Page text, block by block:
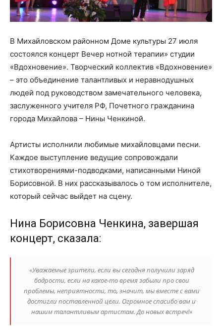
В Михайловском районном Доме культуры 27 июля
состоялся концерт Вечер нотной терапии» студии
«Вдохновение». Творческий коллектив «Вдохновение»
– это объединение талантливых и неравнодушных
людей под руководством замечательного человека,
заслуженного учителя РФ, Почетного гражданина
города Михайлова – Нины Ченкиной.
Артисты исполнили любимые михайловцами песни.
Каждое выступление ведущие сопровождали
стихотворениями-подводками, написанными Ниной
Борисовной. В них рассказывалось о том исполнителе,
который сейчас выйдет на сцену.
Нина Борисовна Ченкина, завершая
концерт, сказала:
«Уважаемые зрители, если вы сегодня получили заряд
бодрости, если на какое-то время забыли про свои
проблемы, неприятности, то, значит, мы вместе с вами
достигли поставленной цели. Огромное спасибо вам и
нашим талантливым артистам. До новых встреч!»